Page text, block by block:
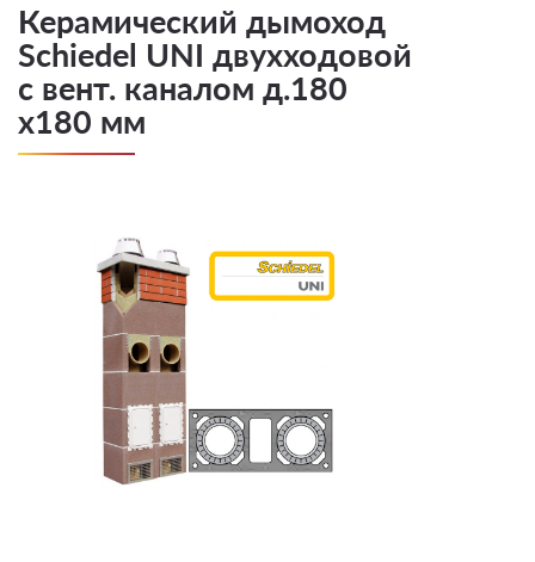
Керамический дымоход
Schiedel UNI двухходовой
с вент. каналом д.180
х180 мм